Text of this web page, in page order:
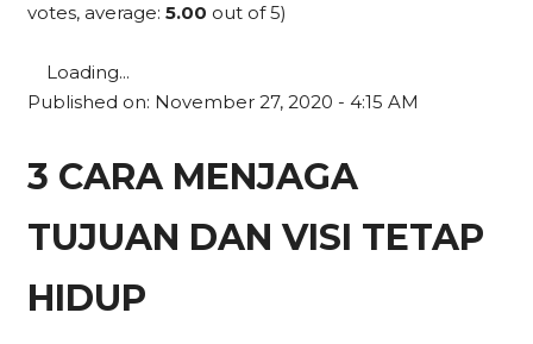
votes, average:5.00 out of 5)
Loading...
Published on: November 27, 2020 - 4:15 AM
3 CARA MENJAGA
TUJUAN DAN VISI TETAP
HIDUP